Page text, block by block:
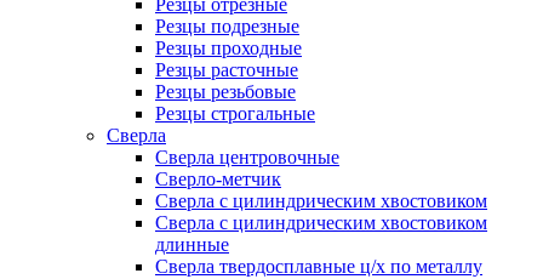
Резцы отрезные
Резцы подрезные
Резцы проходные
Резцы расточные
Резцы резьбовые
Резцы строгальные
Сверла
Сверла центровочные
Сверло-метчик
Сверла с цилиндрическим хвостовиком
Сверла с цилиндрическим хвостовиком
длинные
Сверла твердосплавные ц/х по металлу